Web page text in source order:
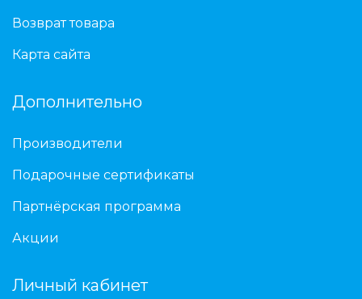
Возврат товара
Карта сайта
Дополнительно
Производители
Подарочные сертификаты
Партнёрская программа
Акции
Личный кабинет